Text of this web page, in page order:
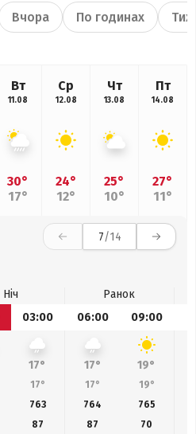
Вчора По годинах
Вт
11.08
30°
17°
Ср
12.08
24°
12°
Чт
13.08
25°
10°
Пт
14.08
27°
11°
7/14
Ніч
Ранок
03:00 06:00 09:00
17° 17° 19°
17° 17° 19°
763 764 765
87 87 70